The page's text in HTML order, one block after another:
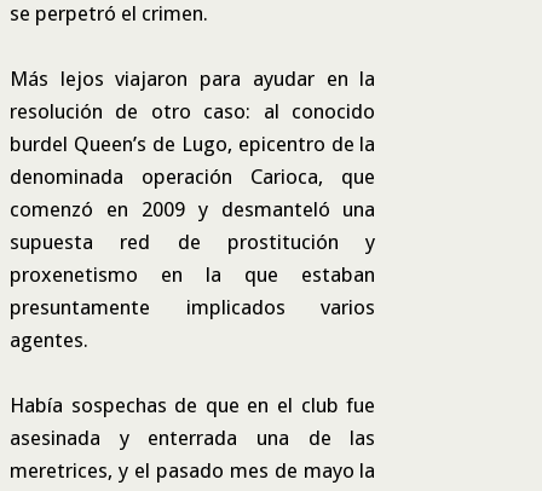
se perpetró el crimen.
Más lejos viajaron para ayudar en la
resolución de otro caso: al conocido
burdel Queen’s de Lugo, epicentro de la
denominada operación Carioca, que
comenzó en 2009 y desmanteló una
supuesta red de prostitución y
proxenetismo en la que estaban
presuntamente implicados varios
agentes.
Había sospechas de que en el club fue
asesinada y enterrada una de las
meretrices, y el pasado mes de mayo la